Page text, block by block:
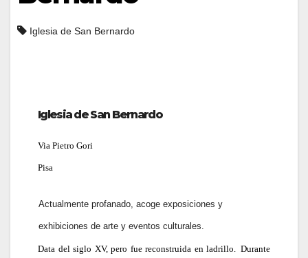
Iglesia de San Bernardo
Iglesia de San Bernardo
Via Pietro Gori
Pisa
Actualmente profanado, acoge exposiciones y
exhibiciones de arte y eventos culturales.
Data del siglo XV, pero fue reconstruida en ladrillo. Durante